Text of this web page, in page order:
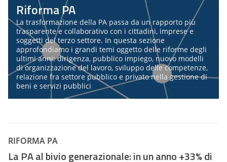
Riforma PA
La trasformazione della PA passa da un rapporto più
trasparente e collaborativo con i cittadini, imprese e
soggetti del terzo settore. In questa sezione
approfondiamo i grandi temi oggetto delle riforme degli
ultimi anni: dirigenza, pubblico impiego, nuovo modelli
di organizzazione del lavoro, sviluppo delle competenze,
relazione fra settore pubblico e privato nella gestione di
beni e servizi pubblici
RIFORMA PA
La PA al bivio generazionale: in un anno +33% di